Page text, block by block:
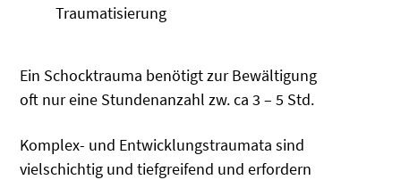
Traumatisierung
Ein Schocktrauma benötigt zur Bewältigung
oft nur eine Stundenanzahl zw. ca 3 – 5 Std.
Komplex- und Entwicklungstraumata sind
vielschichtig und tiefgreifend und erfordern